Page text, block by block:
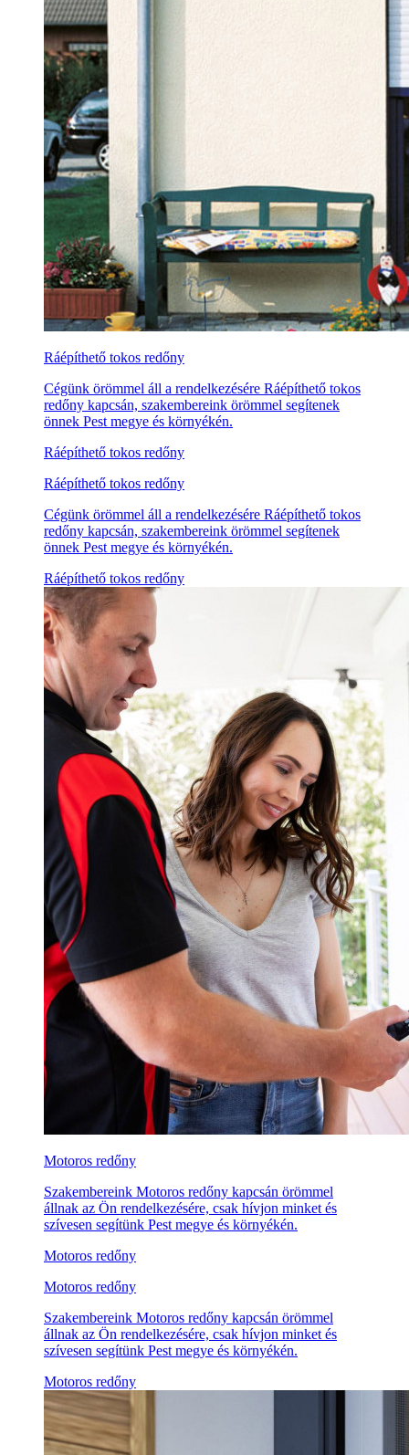
Ráépíthető tokos redőny
Cégünk örömmel áll a rendelkezésére Ráépíthető tokos
redőny kapcsán, szakembereink örömmel segítenek
önnek Pest megye és környékén.
Ráépíthető tokos redőny
Ráépíthető tokos redőny
Cégünk örömmel áll a rendelkezésére Ráépíthető tokos
redőny kapcsán, szakembereink örömmel segítenek
önnek Pest megye és környékén.
Ráépíthető tokos redőny
Motoros redőny
Szakembereink Motoros redőny kapcsán örömmel
állnak az Ön rendelkezésére, csak hívjon minket és
szívesen segítünk Pest megye és környékén.
Motoros redőny
Motoros redőny
Szakembereink Motoros redőny kapcsán örömmel
állnak az Ön rendelkezésére, csak hívjon minket és
szívesen segítünk Pest megye és környékén.
Motoros redőny